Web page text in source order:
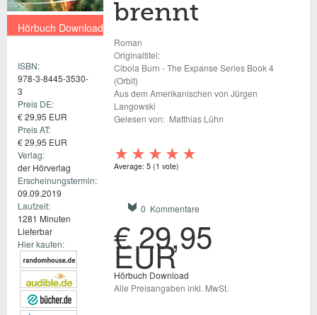
Hörbuch Download
ISBN:
978-3-8445-3530-
3
Preis DE:
€ 29,95 EUR
Preis AT:
€ 29,95 EUR
Verlag:
der Hörverlag
Erscheinungstermin:
09.09.2019
Laufzeit:
1281 Minuten
Lieferbar
Hier kaufen:
brennt
Roman
Originaltitel:
Cibola Burn - The Expanse Series Book 4
(Orbit)
Aus dem Amerikanischen von Jürgen
Langowski
Gelesen von: Matthias Lühn
Average: 5 (1 vote)
0 Kommentare
€ 29,95
EUR
Hörbuch Download
Alle Preisangaben inkl. MwSt.